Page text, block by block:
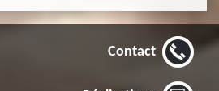
Contact